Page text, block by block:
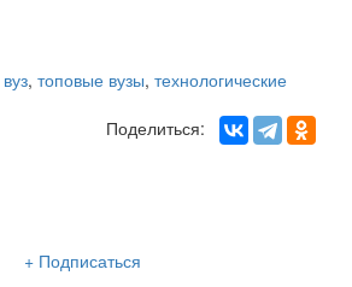
, топовые вузы, технологические
Поделиться:
+ Подписаться